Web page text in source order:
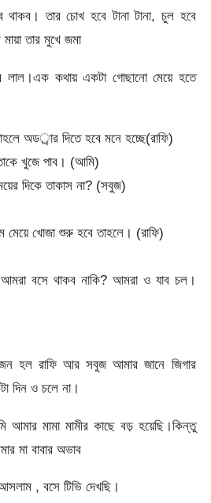
তার চোখ হবে টানা টানা, চুল হবে
তার মুখে জমা
লাল।এক কথায় একটা গোছানো মেয়ে হতে
অডর্ার দিতে হবে মনে হচ্ছে(রাফি)
খুজে পাব। (আমি)
দিকে তাকাস না? (সবুজ)
খোজা শুরু হবে তাহলে। (রাফি)
বসে থাকব নাকি? আমরা ও যাব চল।
হল রাফি আর সবুজ আমার জানে জিগার
দিন ও চলে না।
আমার মামা মামীর কাছে বড় হয়েছি।কিন্তু
মা বাবার অভাব
, বসে টিভি দেখছি।